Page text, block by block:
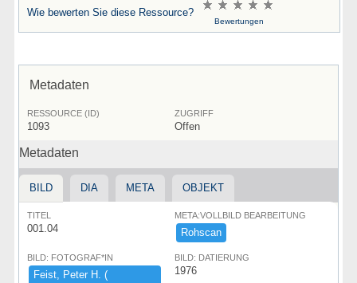
Wie bewerten Sie diese Ressource?
Bewertungen
Metadaten
RESSOURCE (ID)
1093
ZUGRIFF
Offen
Metadaten
BILD DIA META OBJEKT
TITEL
001.04
META:VOLLBILD BEARBEITUNG
Rohscan
BILD: FOTOGRAF*IN
Feist,​ ​Peter ​H.​ ​(​
BILD: DATIERUNG
1976